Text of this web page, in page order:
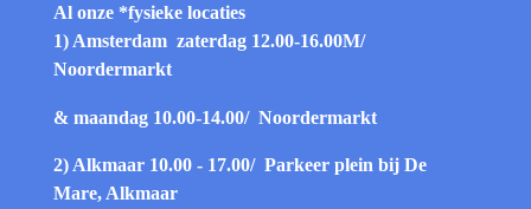
Al onze *fysieke locaties
1) Amsterdam zaterdag 12.00-16.00M/
Noordermarkt
& maandag 10.00-14.00/ Noordermarkt
2) Alkmaar 10.00 - 17.00/ Parkeer plein bij De
Mare, Alkmaar